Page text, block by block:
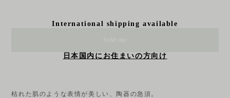
International shipping available
日本国内にお住まいの方向け
枯れた肌のような表情が美しい、陶器の急須。